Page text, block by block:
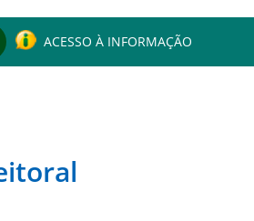
ACESSO À INFORMAÇÃO